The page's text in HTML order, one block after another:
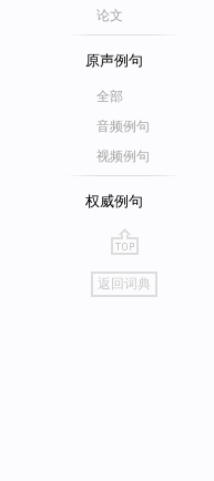
论文
原声例句
全部
音频例句
视频例句
权威例句
go
top
返回词典